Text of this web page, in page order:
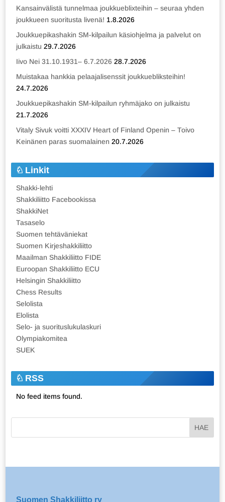
Kansainvälistä tunnelmaa joukkueblixteihin – seuraa yhden
joukkueen suoritusta livenä! 1.8.2026
Joukkuepikashakin SM-kilpailun käsiohjelma ja palvelut on
julkaistu 29.7.2026
Iivo Nei 31.10.1931– 6.7.2026 28.7.2026
Muistakaa hankkia pelaajalisenssit joukkuebliksteihin!
24.7.2026
Joukkuepikashakin SM-kilpailun ryhmäjako on julkaistu
21.7.2026
Vitaly Sivuk voitti XXXIV Heart of Finland Openin – Toivo
Keinänen paras suomalainen 20.7.2026
Linkit
Shakki-lehti
Shakkiliitto Facebookissa
ShakkiNet
Tasaselo
Suomen tehtäväniekat
Suomen Kirjeshakkiliitto
Maailman Shakkiliitto FIDE
Euroopan Shakkiliitto ECU
Helsingin Shakkiliitto
Chess Results
Selolista
Elolista
Selo- ja suorituslukulaskuri
Olympiakomitea
SUEK
RSS
No feed items found.
Suomen Shakkiliitto ry